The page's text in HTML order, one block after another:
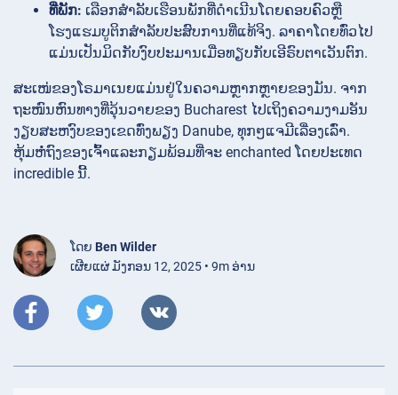
ທີ່ພັກ: ເລືອກສໍາລັບເຮືອນພັກທີ່ດໍາເນີນໂດຍຄອບຄົວຫຼື
ໂຮງແຮມບູຕິກສໍາລັບປະສົບການທີ່ແທ້ຈິງ. ລາຄາໂດຍທົ່ວໄປ
ແມ່ນເປັນມິດກັບງົບປະມານເມື່ອທຽບກັບເອີຣົບຕາເວັນຕົກ.
ສະເໜ່ຂອງໂຣມາເນຍແມ່ນຢູ່ໃນຄວາມຫຼາກຫຼາຍຂອງມັນ. ຈາກ
ຖະໜົນຫົນທາງທີ່ວຸ້ນວາຍຂອງ Bucharest ໄປເຖິງຄວາມງາມອັນ
ງຽບສະຫງົບຂອງເຂດທົ່ງພຽງ Danube, ທຸກໆແຈມີເລື່ອງເລົ່າ.
ຫຸ້ມຫໍ່ຖົງຂອງເຈົ້າແລະກຽມພ້ອມທີ່ຈະ enchanted ໂດຍປະເທດ
incredible ນີ້.
ໂດຍ Ben Wilder
ເຜີຍແຜ່ ມັງກອນ 12, 2025 • 9m ອ່ານ